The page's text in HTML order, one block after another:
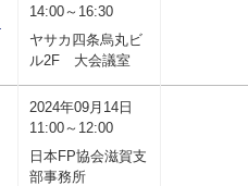
14:00～16:30
ヤサカ四条烏丸ビ
ル2F 大会議室
2024年09月14日
11:00～12:00
日本FP協会滋賀支
部事務所